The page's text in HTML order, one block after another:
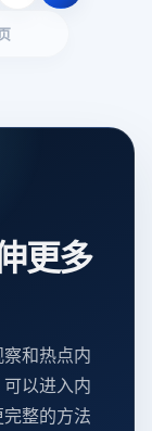
更多
和热点内
以进入内
整的方法